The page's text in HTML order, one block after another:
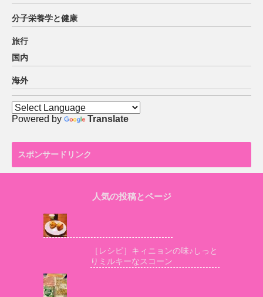
分子栄養学と健康
旅行
国内
海外
Powered by Translate
スポンサードリンク
人気の投稿とページ
［レシピ］キィニョンの味♪しっと
りミルキーなスコーン